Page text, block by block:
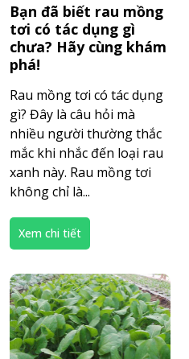
Bạn đã biết rau mồng
tơi có tác dụng gì
chưa? Hãy cùng khám
phá!
Rau mồng tơi có tác dụng
gì? Đây là câu hỏi mà
nhiều người thường thắc
mắc khi nhắc đến loại rau
xanh này. Rau mồng tơi
không chỉ là...
Xem chi tiết